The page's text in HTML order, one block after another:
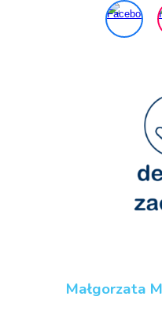
Małgorzata